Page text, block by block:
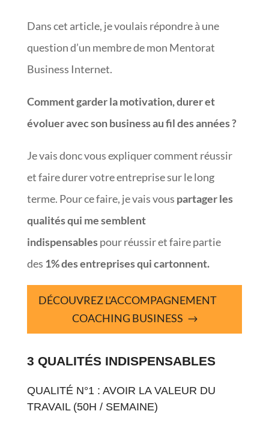
Dans cet article, je voulais répondre à une
question d’un membre de mon Mentorat
Business Internet.
Comment garder la motivation, durer et
évoluer avec son business au fil des années ?
Je vais donc vous expliquer comment réussir
et faire durer votre entreprise sur le long
terme. Pour ce faire, je vais vous partager les
qualités qui me semblent
indispensablespour réussir et faire partie
des 1% des entreprises qui cartonnent.
DÉCOUVREZ L'ACCOMPAGNEMENT
COACHING BUSINESS
3 QUALITÉS INDISPENSABLES
QUALITÉ N°1 : AVOIR LA VALEUR DU
TRAVAIL (50H / SEMAINE)